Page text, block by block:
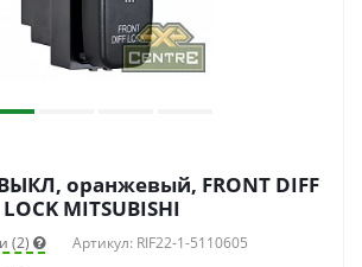
оранжевый, FRONT DIFF
LOCK MITSUBISHI
(2) Артикул: RIF22-1-5110605